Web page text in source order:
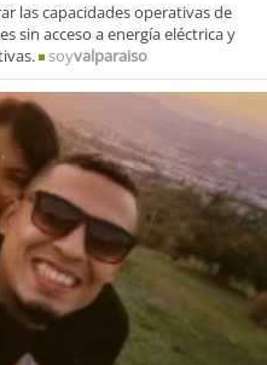
las capacidades operativas de
sin acceso a energía eléctrica y
soyvalparaiso